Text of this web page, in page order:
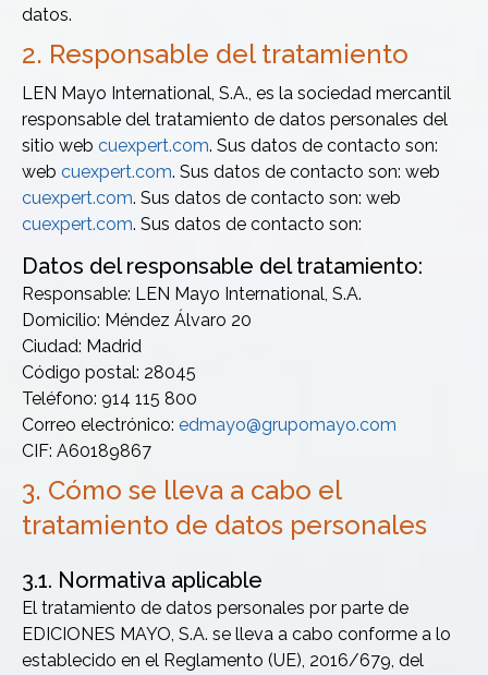
datos.
2. Responsable del tratamiento
LEN Mayo International, S.A., es la sociedad mercantil
responsable del tratamiento de datos personales del
sitio web cuexpert.com. Sus datos de contacto son:
web cuexpert.com. Sus datos de contacto son: web
cuexpert.com. Sus datos de contacto son: web
cuexpert.com. Sus datos de contacto son:
Datos del responsable del tratamiento:
Responsable: LEN Mayo International, S.A.
Domicilio: Méndez Álvaro 20
Ciudad: Madrid
Código postal: 28045
Teléfono: 914 115 800
Correo electrónico: edmayo@grupomayo.com
CIF: A60189867
3. Cómo se lleva a cabo el
tratamiento de datos personales
3.1. Normativa aplicable
El tratamiento de datos personales por parte de
EDICIONES MAYO, S.A. se lleva a cabo conforme a lo
establecido en el Reglamento (UE), 2016/679, del